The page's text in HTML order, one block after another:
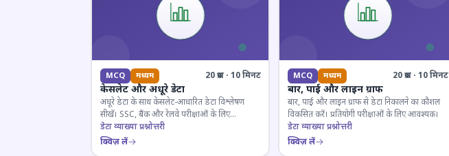
MCQ मध्यम 20 प्रश्न · 10 मिनट
केसलेट और अधूरे डेटा
अधूरे डेटा के साथ केसलेट-आधारित डेटा विश्लेषण
सीखें। SSC, बैंक और रेलवे परीक्षाओं के लिए
महत्वपूर्ण।
डेटा व्याख्या प्रश्नोत्तरी
क्विज़ लें
MCQ मध्यम 20 प्रश्न · 10 मिनट
बार, पाई और लाइन ग्राफ
बार, पाई और लाइन ग्राफ से डेटा निकालने का कौशल
विकसित करें। प्रतियोगी परीक्षाओं के लिए आवश्यक।
डेटा व्याख्या प्रश्नोत्तरी
क्विज़ लें